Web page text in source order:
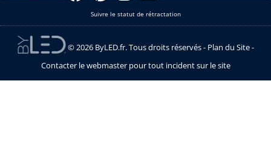
Suivre le statut de rétractation
© 2026 ByLED.fr. Tous droits réservés - Plan du Site-
Contacter le webmaster pour tout incident sur le site